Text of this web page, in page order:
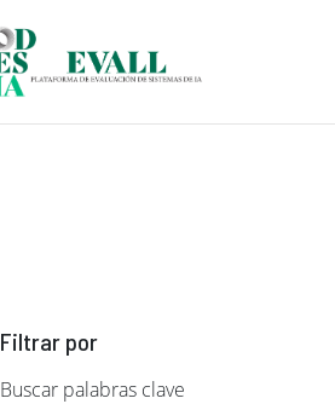
Filtrar por
Buscar palabras clave